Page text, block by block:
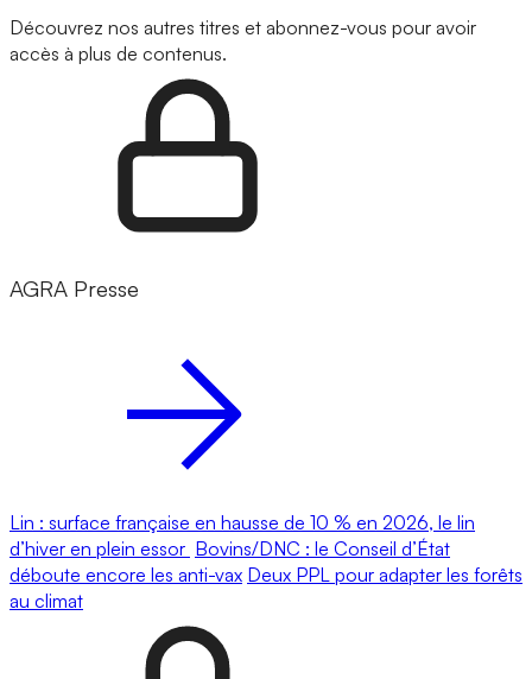
Découvrez nos autres titres et abonnez-vous pour avoir
accès à plus de contenus.
AGRA Presse
Lin : surface française en hausse de 10 % en 2026, le lin
d’hiver en plein essor Bovins/DNC : le Conseil d’État
déboute encore les anti-vax Deux PPL pour adapter les forêts
au climat